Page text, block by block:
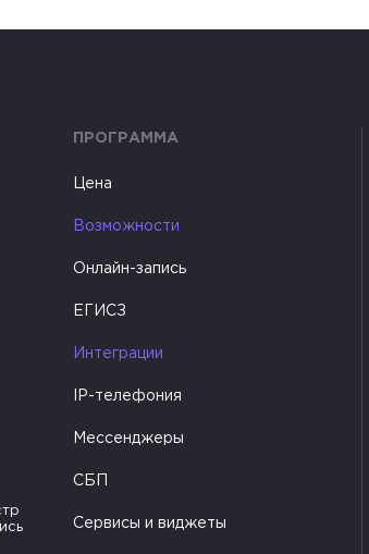
ПРОГРАММА
Цена
Возможности
Онлайн-запись
ЕГИСЗ
Интеграции
IP-телефония
Мессенджеры
СБП
Сервисы и виджеты